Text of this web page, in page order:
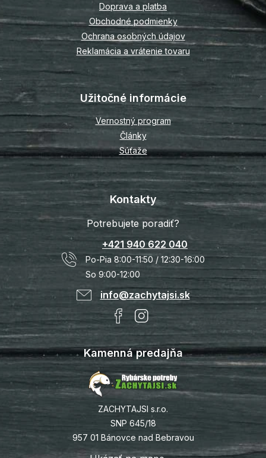
e
Doprava a platba
Obchodné podmienky
Ochrana osobných údajov
Reklamácia a vrátenie tovaru
Užitočné informácie
Vernostný program
Články
Súťaže
Kontakty
Potrebujete poradiť?
+421 940 622 040
Po-Pia 8:00-11:50 / 12:30-16:00
So 9:00-12:00
info@zachytajsi.sk
Kamenná predajňa
ZACHYTAJSI s.r.o.
SNP 645/18
957 01 Bánovce nad Bebravou